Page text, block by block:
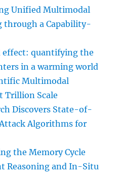
Unified Multimodal
a Capability-
effect: quantifying the
in a warming world
Multimodal
Trillion Scale
Discovers State-of-
Algorithms for
the Memory Cycle
Reasoning and In-Situ